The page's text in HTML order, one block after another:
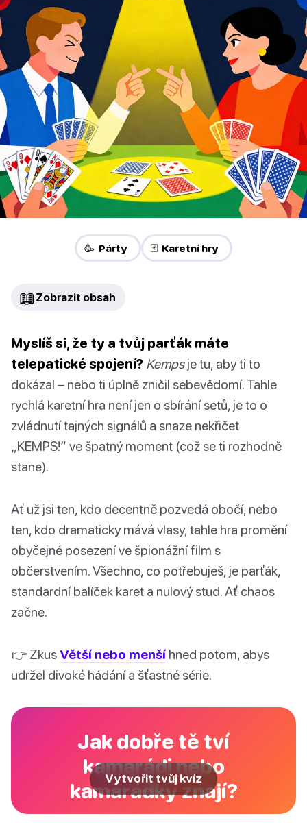
🥳 Párty 🃏 Karetní hry
📖 Zobrazit obsah
Myslíš si, že ty a tvůj parťák máte
telepatické spojení? Kempsje tu, aby ti to
dokázal – nebo ti úplně zničil sebevědomí. Tahle
rychlá karetní hra není jen o sbírání setů, je to o
zvládnutí tajných signálů a snaze nekřičet
„KEMPS!“ ve špatný moment (což se ti rozhodně
stane).
Ať už jsi ten, kdo decentně pozvedá obočí, nebo
ten, kdo dramaticky mává vlasy, tahle hra promění
obyčejné posezení ve špionážní film s
občerstvením. Všechno, co potřebuješ, je parťák,
standardní balíček karet a nulový stud. Ať chaos
začne.
👉 Zkus Větší nebo menší hned potom, abys
udržel divoké hádání a šťastné série.
Jak dobře tě tví
kamarádi nebo
kamarádky znají?
Vytvořit tvůj kvíz